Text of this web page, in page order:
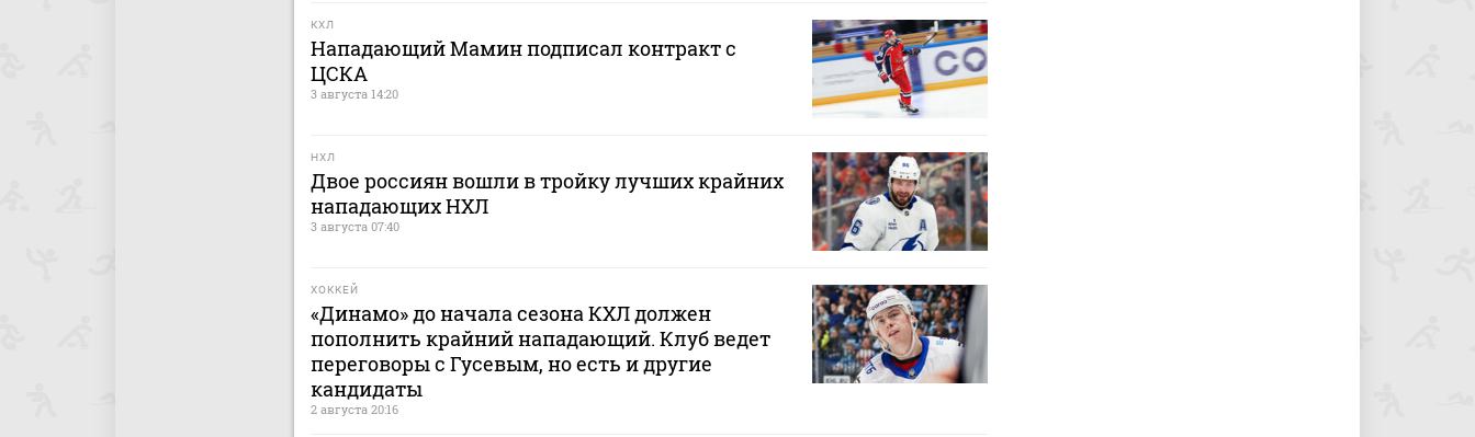
КХЛ
Нападающий Мамин подписал контракт с
ЦСКА
3 августа 14:20
НХЛ
Двое россиян вошли в тройку лучших крайних
нападающих НХЛ
3 августа 07:40
ХОККЕЙ
«Динамо» до начала сезона КХЛ должен
пополнить крайний нападающий. Клуб ведет
переговоры с Гусевым, но есть и другие
кандидаты
2 августа 20:16